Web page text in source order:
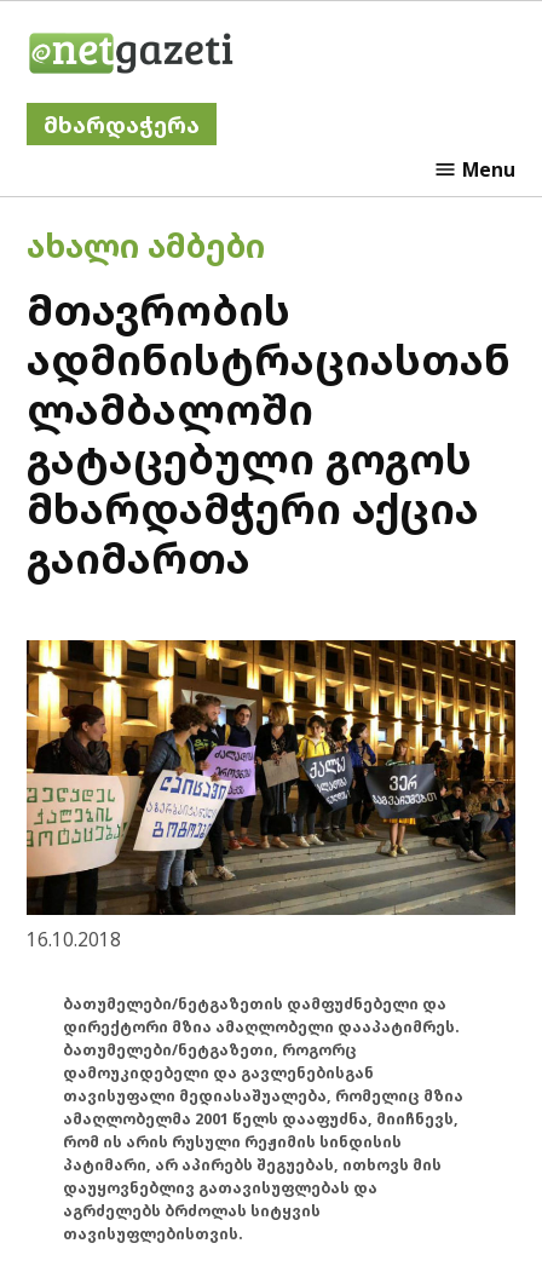
მხარდაჭერა
Menu
POSTED
IN
ᲐᲮᲐᲚᲘ ᲐᲛᲑᲔᲑᲘ
მთავრობის
ადმინისტრაციასთან
ლამბალოში
გატაცებული გოგოს
მხარდამჭერი აქცია
გაიმართა
16.10.2018
ბათუმელები/ნეტგაზეთის დამფუძნებელი და
დირექტორი მზია ამაღლობელი დააპატიმრეს.
ბათუმელები/ნეტგაზეთი, როგორც
დამოუკიდებელი და გავლენებისგან
თავისუფალი მედიასაშუალება, რომელიც მზია
ამაღლობელმა 2001 წელს დააფუძნა, მიიჩნევს,
რომ ის არის რუსული რეჟიმის სინდისის
პატიმარი, არ აპირებს შეგუებას, ითხოვს მის
დაუყოვნებლივ გათავისუფლებას და
აგრძელებს ბრძოლას სიტყვის
თავისუფლებისთვის.